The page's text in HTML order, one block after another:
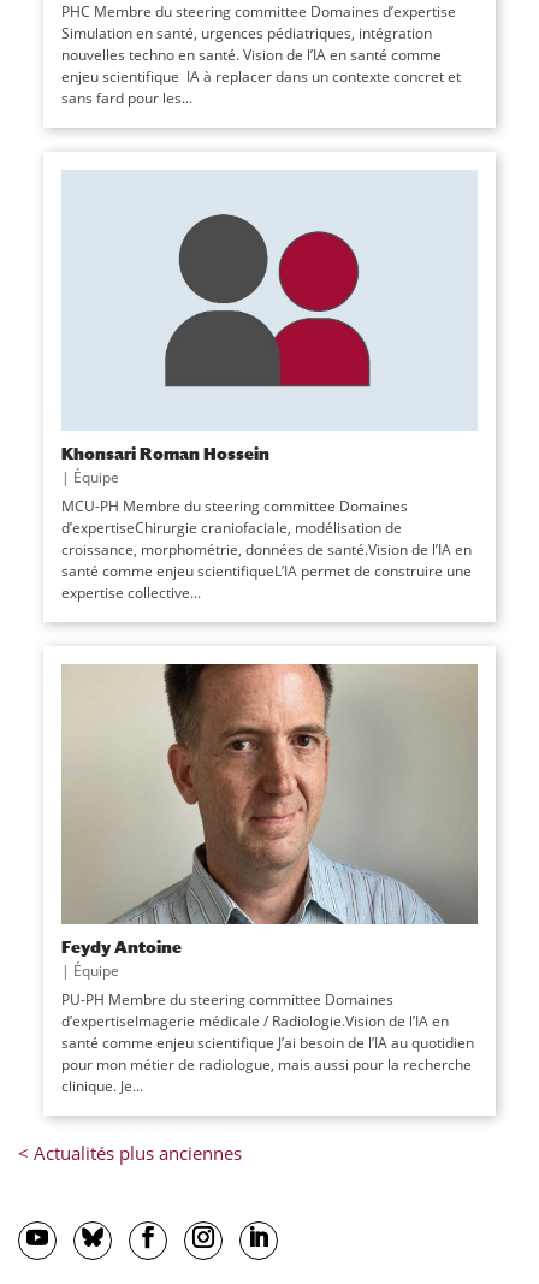
PHC Membre du steering committee Domaines d’expertise
Simulation en santé, urgences pédiatriques, intégration
nouvelles techno en santé. Vision de l’IA en santé comme
enjeu scientifique IA à replacer dans un contexte concret et
sans fard pour les...
Khonsari Roman Hossein
| Équipe
MCU-PH Membre du steering committee Domaines
d’expertiseChirurgie craniofaciale, modélisation de
croissance, morphométrie, données de santé.Vision de l’IA en
santé comme enjeu scientifiqueL’IA permet de construire une
expertise collective...
Feydy Antoine
| Équipe
PU-PH Membre du steering committee Domaines
d’expertiseImagerie médicale / Radiologie.Vision de l’IA en
santé comme enjeu scientifique J’ai besoin de l’IA au quotidien
pour mon métier de radiologue, mais aussi pour la recherche
clinique. Je...